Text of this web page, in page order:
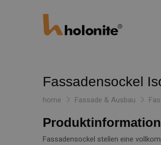
Fassadensockel
home Fassade & Ausbau
Fassadensockel stellen eine